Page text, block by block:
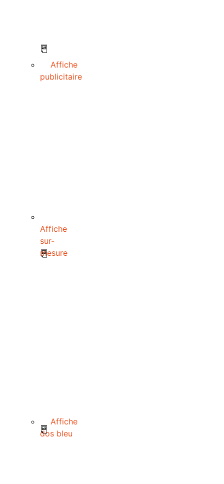
Affiche
publicitaire
Affiche
dos bleu
Affiche
sur-
mesure